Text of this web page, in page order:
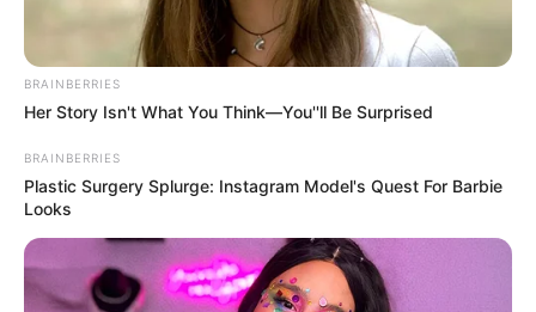
BRAINBERRIES
Her Story Isn't What You Think—You''ll Be Surprised
BRAINBERRIES
Plastic Surgery Splurge: Instagram Model's Quest For Barbie
Looks